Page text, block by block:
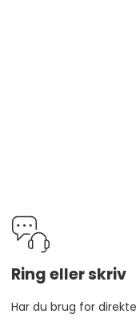
Ring eller skriv
Har du brug for